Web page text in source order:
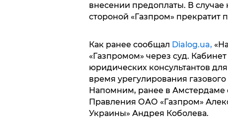
внесении предоплаты. В
стороной «Газпром» прекратит
Как ранее сообщал Dialog.ua,
«Газпромом» через суд.
юридических консультантов
время урегулирования
Напомним, ранее в Амстердаме
Правления ОАО «Газпром»
Украины» Андрея Коболева.